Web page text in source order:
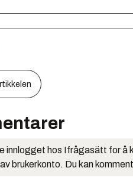
innlogget hos Ifrågasätt for å
brukerkonto. Du kan